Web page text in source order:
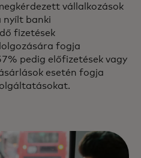
vállalkozások
nyílt banki
fizetések
fogja
pedig előfizetések vagy
esetén fogja